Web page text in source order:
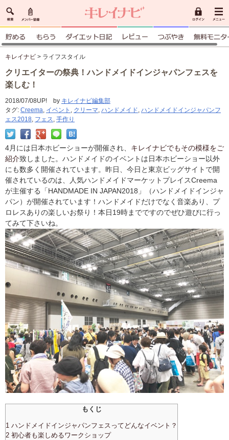
キレイナビ > ライフスタイル
クリエイターの祭典！ハンドメイドインジャパンフェスを
楽しむ！
2018/07/08UP! by キレイナビ編集部
タグ: Creema, イベント , クリーマ, ハンドメイド, ハンドメイドインジャパンフ
ェス2018, フェス, 手作り
4月には日本ホビーショーが開催され、 キレイナビでもその模様をご
紹介致しました。ハンドメイドのイベントは日本ホビーショー以外
にも数多く開催されています。昨日、今日と東京ビッグサイトで開
催されているのは、人気ハンドメイドマーケットプレイスCreema
が主催する「HANDMADE IN JAPAN2018」（ハンドメイドインジャ
パン）が開催されています！ハンドメイドだけでなく音楽あり、プ
ロレスありの楽しいお祭り！本日19時までですのでぜひ遊びに行っ
てみて下さいね。
もくじ
1 ハンドメイドインジャパンフェスってどんなイベント？
2 初心者も楽しめるワークショップ